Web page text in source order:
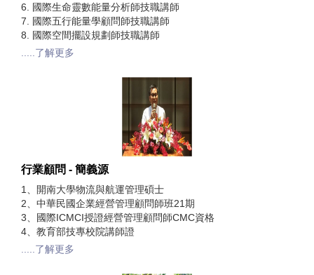
6. 國際生命靈數能量分析師技職講師
7. 國際五行能量學顧問師技職講師
8. 國際空間擺設規劃師技職講師
.....了解更多
行業顧問 - 簡義源
1、開南大學物流與航運管理碩士
2、中華民國企業經營管理顧問師班21期
3、國際ICMCI授證經營管理顧問師CMC資格
4、教育部技專校院講師證
.....了解更多